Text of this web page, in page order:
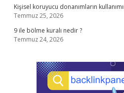
Kişisel koruyucu donanımların
Temmuz 25, 2026
9 ile bölme kuralı nedir ?
Temmuz 24, 2026